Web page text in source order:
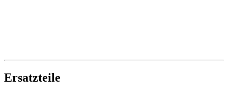
Ersatzteile